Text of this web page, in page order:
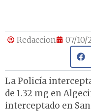
Redaccion 07/10/
La Policía
de 1.32 mg en
interceptado en